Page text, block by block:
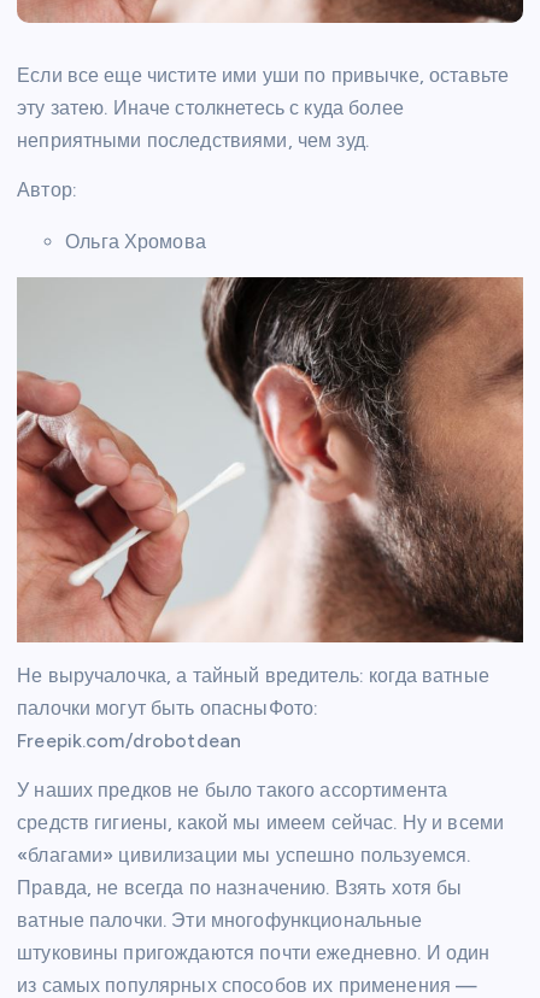
Если все еще чистите ими уши по привычке, оставьте
эту затею. Иначе столкнетесь с куда более
неприятными последствиями, чем зуд.
Автор:
Ольга Хромова
Не выручалочка, а тайный вредитель: когда ватные
палочки могут быть опасныФото:
Freepik.com/drobotdean
У наших предков не было такого ассортимента
средств гигиены, какой мы имеем сейчас. Ну и всеми
«благами» цивилизации мы успешно пользуемся.
Правда, не всегда по назначению. Взять хотя бы
ватные палочки. Эти многофункциональные
штуковины пригождаются почти ежедневно. И один
из самых популярных способов их применения —